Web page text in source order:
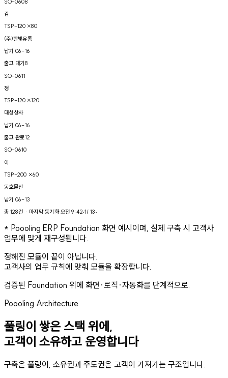
김
TSP-120 ×80
(주)한빛유통
납기 06-16
출고 대기8
SO-0611
정
TSP-120 ×120
대성상사
납기 06-16
출고 완료12
SO-0610
이
TSP-200 ×60
동호물산
납기 06-13
총 128건 · 마지막 동기화 오전 9:42‹1/ 13›
* Poooling ERP Foundation 화면 예시이며, 실제 구축 시 고객사
업무에 맞게 재구성됩니다.
정해진 모듈이 끝이 아닙니다.
고객사의 업무 규칙에 맞춰 모듈을 확장합니다.
검증된 Foundation 위에 화면·로직·자동화를 단계적으로.
Poooling Architecture
풀링이 쌓은 스택 위에,
고객이 소유하고 운영합니다
구축은 풀링이, 소유권과 주도권은 고객이 가져가는 구조입니다.